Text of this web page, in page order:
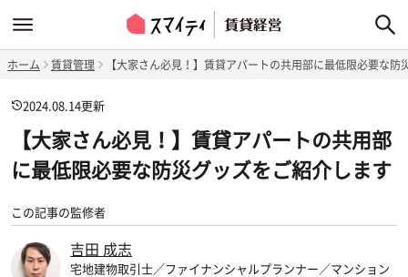
ホーム 賃貸管理 【大家さん必見！】賃貸アパートの共用部に最低限必要な防
2024.08.14更新
【大家さん必見！】賃貸アパートの共用部
に最低限必要な防災グッズをご紹介します
この記事の監修者
吉田 成志
宅地建物取引士／ファイナンシャルプランナー／マンション